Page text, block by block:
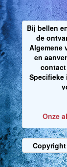
Bij bellen
de
Algemene
en
Specifieke
Onze